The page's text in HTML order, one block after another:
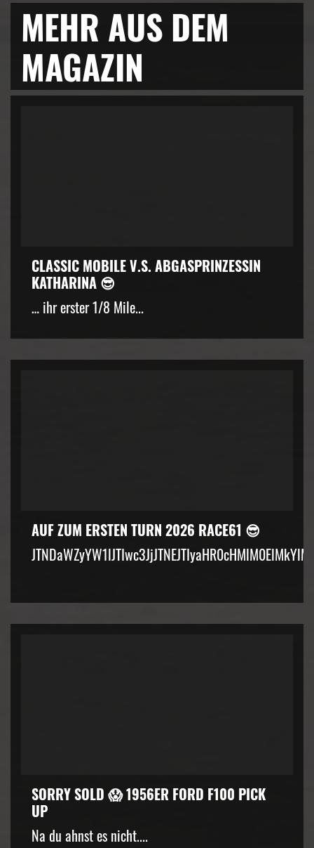
MEHR AUS DEM
MAGAZIN
CLASSIC MOBILE V.S. ABGASPRINZESSIN
KATHARINA 😎
… ihr erster 1/8 Mile...
AUF ZUM ERSTEN TURN 2026 RACE61 😎
SORRY SOLD 😱 1956ER FORD F100 PICK
UP
Na du ahnst es nicht....